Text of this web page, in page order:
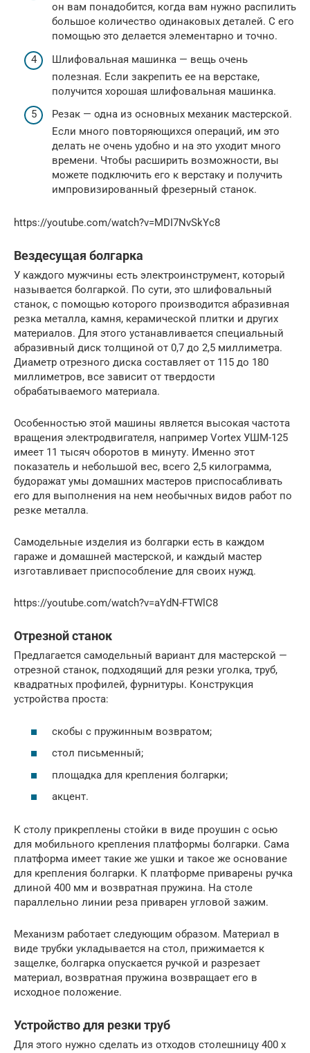
он вам понадобится, когда вам нужно распилить
большое количество одинаковых деталей. С его
помощью это делается элементарно и точно.
Шлифовальная машинка — вещь очень
полезная. Если закрепить ее на верстаке,
получится хорошая шлифовальная машинка.
Резак — одна из основных механик мастерской.
Если много повторяющихся операций, им это
делать не очень удобно и на это уходит много
времени. Чтобы расширить возможности, вы
можете подключить его к верстаку и получить
импровизированный фрезерный станок.
https://youtube.com/watch?v=MDI7NvSkYc8
Вездесущая болгарка
У каждого мужчины есть электроинструмент, который
называется болгаркой. По сути, это шлифовальный
станок, с помощью которого производится абразивная
резка металла, камня, керамической плитки и других
материалов. Для этого устанавливается специальный
абразивный диск толщиной от 0,7 до 2,5 миллиметра.
Диаметр отрезного диска составляет от 115 до 180
миллиметров, все зависит от твердости
обрабатываемого материала.
Особенностью этой машины является высокая частота
вращения электродвигателя, например Vortex УШМ-125
имеет 11 тысяч оборотов в минуту. Именно этот
показатель и небольшой вес, всего 2,5 килограмма,
будоражат умы домашних мастеров приспосабливать
его для выполнения на нем необычных видов работ по
резке металла.
Самодельные изделия из болгарки есть в каждом
гараже и домашней мастерской, и каждый мастер
изготавливает приспособление для своих нужд.
https://youtube.com/watch?v=aYdN-FTWlC8
Отрезной станок
Предлагается самодельный вариант для мастерской —
отрезной станок, подходящий для резки уголка, труб,
квадратных профилей, фурнитуры. Конструкция
устройства проста:
скобы с пружинным возвратом;
стол письменный;
площадка для крепления болгарки;
акцент.
К столу прикреплены стойки в виде проушин с осью
для мобильного крепления платформы болгарки. Сама
платформа имеет такие же ушки и такое же основание
для крепления болгарки. К платформе приварены ручка
длиной 400 мм и возвратная пружина. На столе
параллельно линии реза приварен угловой зажим.
Механизм работает следующим образом. Материал в
виде трубки укладывается на стол, прижимается к
защелке, болгарка опускается ручкой и разрезает
материал, возвратная пружина возвращает его в
исходное положение.
Устройство для резки труб
Для этого нужно сделать из отходов столешницу 400 х